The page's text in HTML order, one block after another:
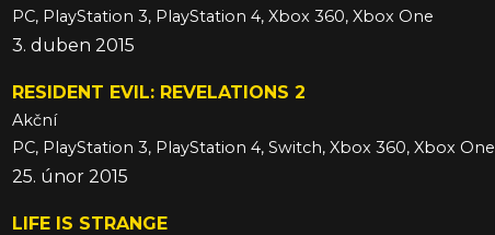
PC, PlayStation 3, PlayStation 4, Xbox 360, Xbox One
3. duben 2015
RESIDENT EVIL: REVELATIONS 2
Akční
PC, PlayStation 3, PlayStation 4, Switch, Xbox 360, Xbox One
25. únor 2015
LIFE IS STRANGE